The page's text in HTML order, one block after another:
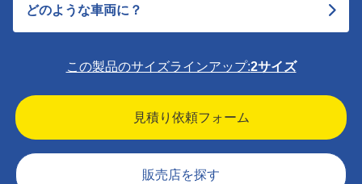
どのような車両に？
この製品のサイズラインアップ:2サイズ
見積り依頼フォーム
販売店を探す